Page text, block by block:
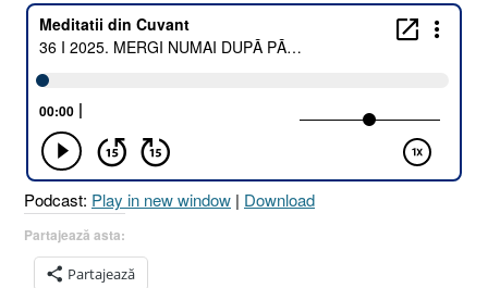
2025.
MERGI
NUMAI
PĂSTORUL
BUN
SAU
PE
CĂRĂRI
DREPTE
!
Podcast: Play in new window | Download
Partajează asta:
Partajează